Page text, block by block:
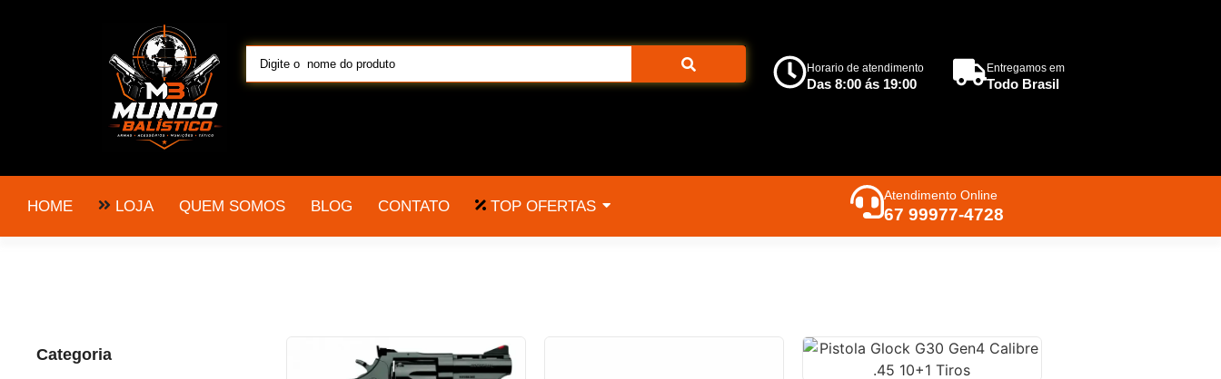
Horario de atendimento
Das 8:00 ás 19:00
Entregamos em
Todo Brasil
HOME LOJA QUEM SOMOS BLOG CONTATO TOP OFERTAS
Atendimento Online
67 99977-4728
Categoria